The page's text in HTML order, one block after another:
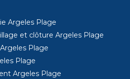
Argeles Plage
et clôture Argeles Plage
Plage
Plage
Argeles Plage